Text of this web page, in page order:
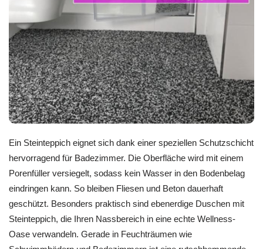
Ein Steinteppich eignet sich dank einer speziellen Schutzschicht
hervorragend für Badezimmer. Die Oberfläche wird mit einem
Porenfüller versiegelt, sodass kein Wasser in den Bodenbelag
eindringen kann. So bleiben Fliesen und Beton dauerhaft
geschützt. Besonders praktisch sind ebenerdige Duschen mit
Steinteppich, die Ihren Nassbereich in eine echte Wellness-
Oase verwandeln. Gerade in Feuchträumen wie